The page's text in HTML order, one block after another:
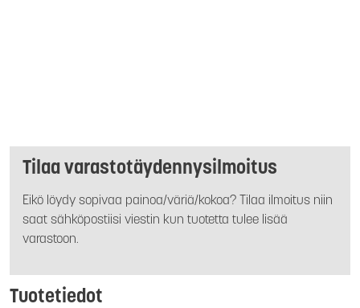
Tilaa varastotäydennysilmoitus
Eikö löydy sopivaa painoa/väriä/kokoa? Tilaa ilmoitus niin
saat sähköpostiisi viestin kun tuotetta tulee lisää
varastoon.
Tuotetiedot